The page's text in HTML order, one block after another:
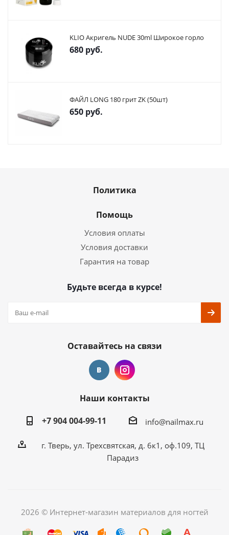
KLIO Акригель NUDE 30ml Широкое горло
680 руб.
ФАЙЛ LONG 180 грит ZK (50шт)
650 руб.
Политика
Помощь
Условия оплаты
Условия доставки
Гарантия на товар
Будьте всегда в курсе!
Оставайтесь на связи
Наши контакты
+7 904 004-99-11
info@nailmax.ru
г. Тверь, ул. Трехсвятская, д. 6к1, оф.109, ТЦ
Парадиз
2026 © Интернет-магазин материалов для ногтей